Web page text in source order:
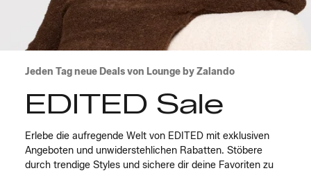
Jeden Tag neue Deals von Lounge by Zalando
EDITED Sale
Erlebe die aufregende Welt von EDITED mit exklusiven
Angeboten und unwiderstehlichen Rabatten. Stöbere
durch trendige Styles und sichere dir deine Favoriten zu